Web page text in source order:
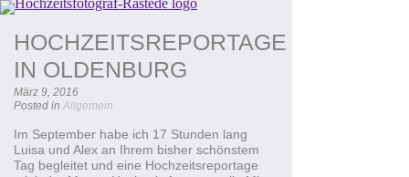
HOCHZEITSREPORTAGE
IN OLDENBURG
März 9, 2016
Posted in Allgemein
Im September habe ich 17 Stunden lang
Luisa und Alex an Ihrem bisher schönstem
Tag begleitet und eine Hochzeitsreportage